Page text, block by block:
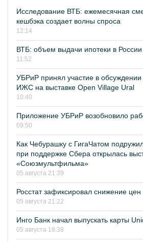
Исследование ВТБ: ежемесячная
кешбэка создает волны спроса
12:14
ВТБ: объем выдачи ипотеки в
11:52
УБРиР принял участие в обсуждении
ИЖС на выставке Open Village Ural
10:40
Приложение УБРиР возобновило
09:50
Как Чебурашку с ГигаЧатом
при поддержке Сбера открылась
«Союзмультфильма»
05 августа 21:39
Росстат зафиксировал снижение цен
05 августа 21:22
Инго Банк начал выпускать карты
05 августа 18:38